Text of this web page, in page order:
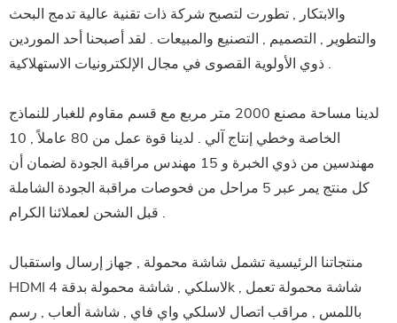
والابتكار , تطورت لتصبح شركة ذات تقنية عالية تدمج البحث
والتطوير , التصميم , التصنيع والمبيعات . لقد أصبحنا أحد الموردين
ذوي الأولوية القصوى في مجال الإلكترونيات الاستهلاكية .
لدينا مساحة مصنع 2000 متر مربع مع قسم مقاوم للغبار للنماذج
الخاصة وخطي إنتاج آلي . لدينا قوة عمل من 80 عاملاً , 10
مهندسين من ذوي الخبرة و 15 مهندس مراقبة الجودة لضمان أن
كل منتج يمر عبر 5 مراحل من فحوصات مراقبة الجودة الشاملة
قبل الشحن لعملائنا الكرام .
منتجاتنا الرئيسية تشمل شاشة محمولة , جهاز إرسال واستقبال
HDMI لاسلكي , شاشة محمولة بدقة 4k , شاشة محمولة تعمل
باللمس , مراقب اتصال لاسلكي واي فاي , شاشة ألعاب , رسم